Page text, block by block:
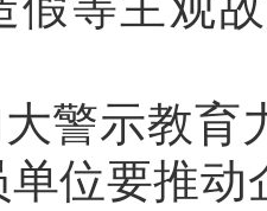
警示教育
位要推